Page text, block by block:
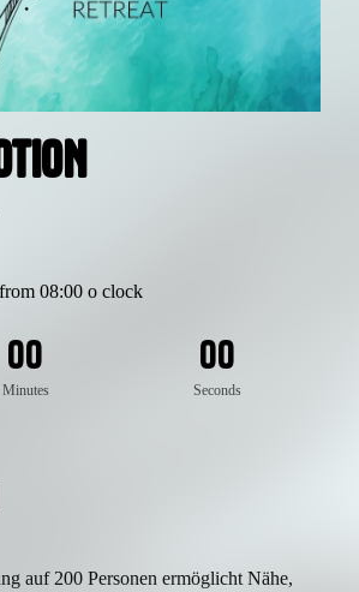
08:00 o clock
00
Minutes
00
Seconds
auf 200 Personen ermöglicht Nähe,